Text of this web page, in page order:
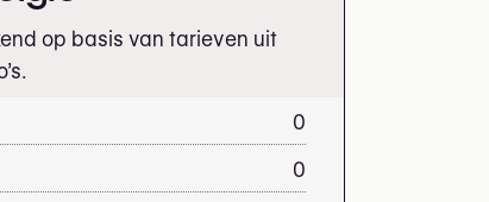
op basis van tarieven uit
0
0